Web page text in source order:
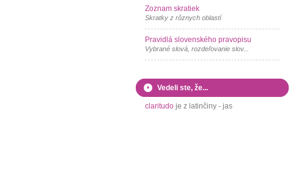
Zoznam skratiek
Skratky z rôznych oblastí
Pravidlá slovenského pravopisu
Vybrané slová, rozdeľovanie slov...
Vedeli ste, že...
claritudo je z latinčiny - jas